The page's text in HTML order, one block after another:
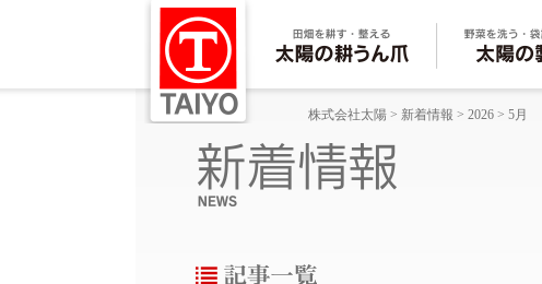
株式会社太陽 > 新着情報 > 2026 > 5月